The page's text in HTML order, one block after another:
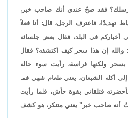
فقد صحّ عندي أنك صاحب خبر،
فاعترف الرجل، قال: أنا فعلاً
في البلد، فقال بعض جلسائه
والله إن هذا سحر كيف اكتشفه؟ فقال
ولكنها فراسة، رأيت سوء حاله
أكله الشبعان، يعني طعام شهي فما
فتلقاني بقوة جأش، فلما رأيت
أنه صاحب خبر" يعني متنكر، هو كشف